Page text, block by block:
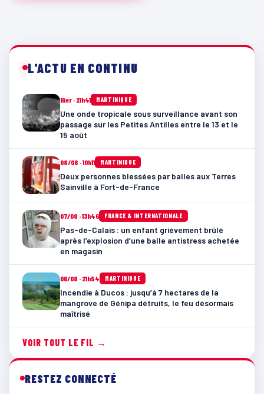
L'ACTU EN CONTINU
Hier · 21h41 MARTINIQUE
Une onde tropicale sous surveillance avant son
passage sur les Petites Antilles entre le 13 et le
15 août
08/08 · 10h11 MARTINIQUE
Deux personnes blessées par balles aux Terres
Sainville à Fort-de-France
07/08 · 13h46 FRANCE & INTERNATIONALE
Pas-de-Calais : un enfant grièvement brûlé
après l’explosion d’une balle antistress achetée
en magasin
06/08 · 21h54 MARTINIQUE
Incendie à Ducos : jusqu’à 7 hectares de la
mangrove de Génipa détruits, le feu désormais
maîtrisé
VOIR TOUT LE FIL →
RESTEZ CONNECTÉ